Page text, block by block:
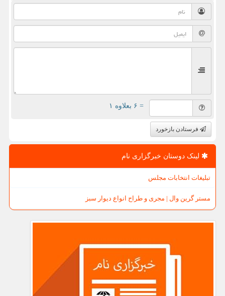
= ۶ بعلاوه ۱
فرستادن بازخورد
لینک دوستان خبرگزاری نام
تبلیغات انتخابات مجلس
مستر گرین وال | مجری و طراح انواع دیوار سبز